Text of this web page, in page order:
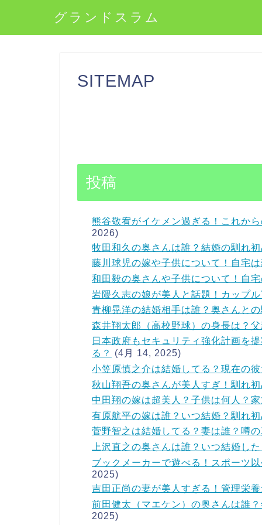
グランドスラム
SITEMAP
投稿
熊谷敬宥がイケメン過ぎる！これか
2026)
牧田和久の奥さんは誰？結婚の馴れ
藤川球児の嫁や子供について！自宅
和田毅の奥さんや子供について！自
岩隈久志の娘が美人と話題！カップ
青柳晃洋の結婚相手は誰？奥さんと
森井翔太郎（高校野球）の身長は？
日本政府もセキュリティ強化計画を
る？
(4月 14, 2025)
小笠原慎之介は結婚してる？現在の
秋山翔吾の奥さんが美人すぎ！馴れ
中田翔の嫁は超美人？子供は何人？
有原航平の嫁は誰？いつ結婚？馴れ
菅野智之は結婚してる？妻は誰？噂
上沢直之の奥さんは誰？いつ結婚し
ブックメーカーで遊べる！スポーツ
2025)
吉田正尚の妻が美人すぎる！管理栄
前田健太（マエケン）の奥さんは誰
2025)